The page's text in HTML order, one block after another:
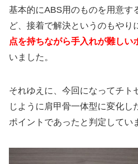
基本的にABS用のものを用意す
ど、接着で解決というのもやり
点を持ちながら手入れが難しい
いました。
それゆえに、今回になってチト
じように肩甲骨一体型に変化し
ポイントであったと判定してい